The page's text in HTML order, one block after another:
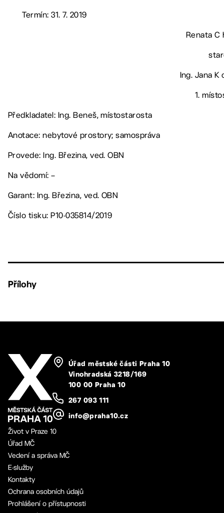
Termín: 31. 7. 2019
Renata C
Ing. Jana K
1.
Předkladatel: Ing. Beneš, místostarosta
Anotace: nebytové prostory; samospráva
Provede: Ing. Březina, ved. OBN
Na vědomí: –
Garant: Ing. Březina, ved. OBN
Číslo tisku: P10-035814/2019
Přílohy
Úřad městské části Praha 10
Vinohradská 3218/169
100 00 Praha 10
267 093 111
info@praha10.cz
Život v Praze 10
Úřad MČ
Vedení a správa MČ
E-služby
Kontakty
Ochrana osobních údajů
Prohlášení o přístupnosti